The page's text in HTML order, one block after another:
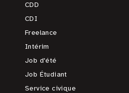
CDD
CDI
Freelance
Intérim
Job d'été
Job Étudiant
Service civique